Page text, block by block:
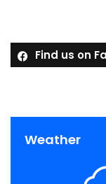
Find us on
Weather